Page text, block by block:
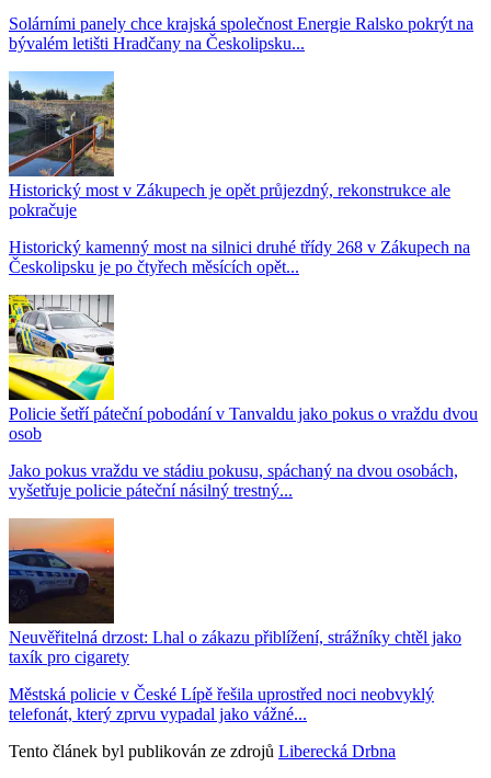
Solárními panely chce krajská společnost Energie Ralsko pokrýt na
bývalém letišti Hradčany na Českolipsku...
Historický most v Zákupech je opět průjezdný, rekonstrukce ale
pokračuje
Historický kamenný most na silnici druhé třídy 268 v Zákupech na
Českolipsku je po čtyřech měsících opět...
Policie šetří páteční pobodání v Tanvaldu jako pokus o vraždu dvou
osob
Jako pokus vraždu ve stádiu pokusu, spáchaný na dvou osobách,
vyšetřuje policie páteční násilný trestný...
Neuvěřitelná drzost: Lhal o zákazu přiblížení, strážníky chtěl jako
taxík pro cigarety
Městská policie v České Lípě řešila uprostřed noci neobvyklý
telefonát, který zprvu vypadal jako vážné...
Tento článek byl publikován ze zdrojů Liberecká Drbna